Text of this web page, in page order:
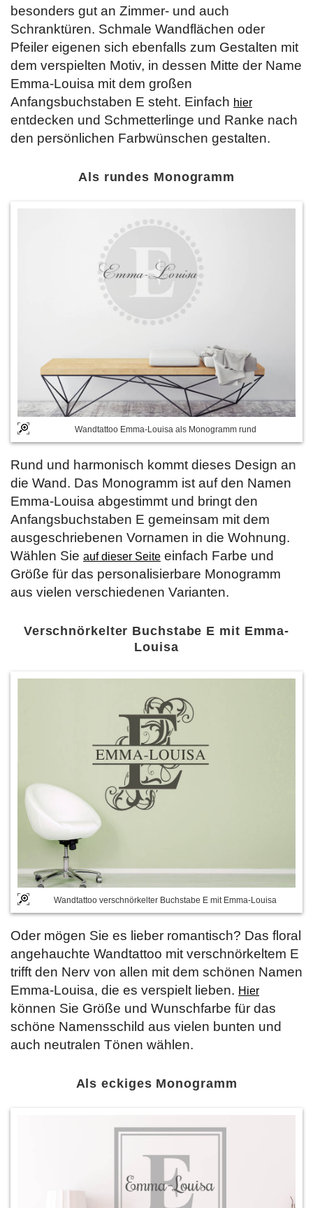
besonders gut an Zimmer- und auch
Schranktüren. Schmale Wandflächen oder
Pfeiler eigenen sich ebenfalls zum Gestalten mit
dem verspielten Motiv, in dessen Mitte der Name
Emma-Louisa mit dem großen
Anfangsbuchstaben E steht. Einfach hier
entdecken und Schmetterlinge und Ranke nach
den persönlichen Farbwünschen gestalten.
Als rundes Monogramm
Wandtattoo Emma-Louisa als Monogramm rund
Rund und harmonisch kommt dieses Design an
die Wand. Das Monogramm ist auf den Namen
Emma-Louisa abgestimmt und bringt den
Anfangsbuchstaben E gemeinsam mit dem
ausgeschriebenen Vornamen in die Wohnung.
Wählen Sie auf dieser Seite einfach Farbe und
Größe für das personalisierbare Monogramm
aus vielen verschiedenen Varianten.
Verschnörkelter Buchstabe E mit Emma-
Louisa
Wandtattoo verschnörkelter Buchstabe E mit Emma-Louisa
Oder mögen Sie es lieber romantisch? Das floral
angehauchte Wandtattoo mit verschnörkeltem E
trifft den Nerv von allen mit dem schönen Namen
Emma-Louisa, die es verspielt lieben. Hier
können Sie Größe und Wunschfarbe für das
schöne Namensschild aus vielen bunten und
auch neutralen Tönen wählen.
Als eckiges Monogramm